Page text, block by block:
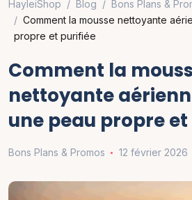
HayleiShop Blog
Bons Plans &
Comment la mousse nettoyante
propre et purifiée
Comment la
nettoyante
une peau propre
Bons Plans & Promos 12 février 2026